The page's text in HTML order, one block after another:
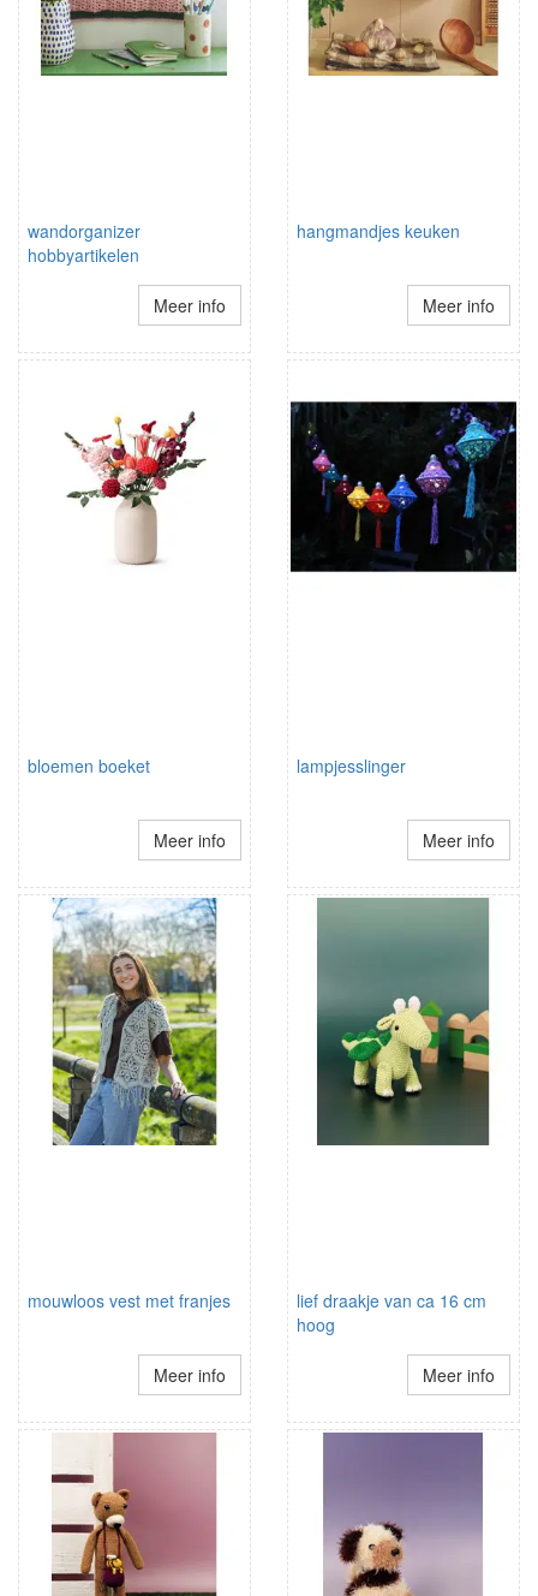
wandorganizer
hobbyartikelen
Meer info
hangmandjes keuken
Meer info
bloemen boeket
Meer info
lampjesslinger
Meer info
mouwloos vest met franjes
Meer info
lief draakje van ca 16 cm
hoog
Meer info